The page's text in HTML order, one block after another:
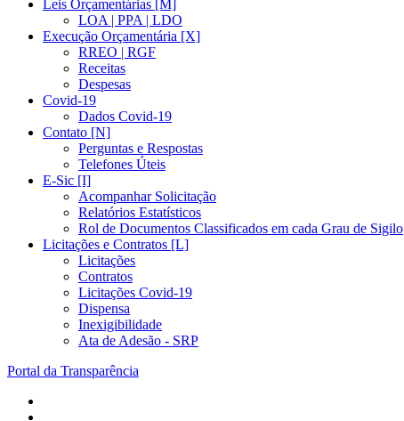
Leis Orçamentárias [M]
LOA | PPA | LDO
Execução Orçamentária [X]
RREO | RGF
Receitas
Despesas
Covid-19
Dados Covid-19
Contato [N]
Perguntas e Respostas
Telefones Úteis
E-Sic [I]
Acompanhar Solicitação
Relatórios Estatísticos
Rol de Documentos Classificados em cada Grau de Sigilo
Licitações e Contratos [L]
Licitações
Contratos
Licitações Covid-19
Dispensa
Inexigibilidade
Ata de Adesão - SRP
Portal da Transparência